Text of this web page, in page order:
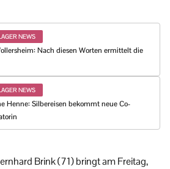
NEWS
Nach diesen Worten ermittelt die
NEWS
Henne: Silbereisen bekommt neue Co-
Brink (71) bringt am Freitag,